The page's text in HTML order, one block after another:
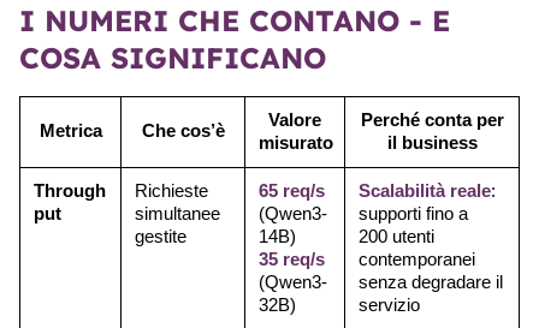
I NUMERI CHE CONTANO - E
COSA SIGNIFICANO
Metrica Che cos’è
Valore
misurato
Perché conta per
il business
Through
put
Richieste
simultanee
gestite
65 req/s
(Qwen3-
14B)
35 req/s
(Qwen3-
32B)
Scalabilità reale:
supporti fino a
200 utenti
contemporanei
senza degradare il
servizio